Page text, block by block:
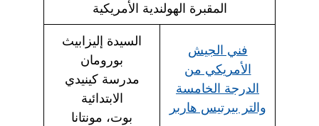
المقبرة الهولندية الأمريكية
فني الجيش
الأمريكي من
الدرجة الخامسة
والتر بيرتيس هاربر
السيدة إليزابيث
بورومان
مدرسة كينيدي
الابتدائية
بوت، مونتانا